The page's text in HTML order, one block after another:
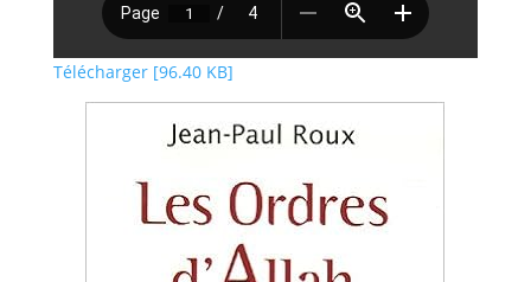
Télécharger [96.40 KB]